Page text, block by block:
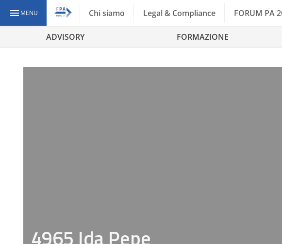
MENU Chi siamo Legal & Compliance FORUM PA
ADVISORY FORMAZIONE